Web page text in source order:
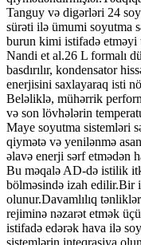
Tanguy və digərləri 24
sürəti ilə ümumi soyutma
burun kimi istifadə etməyi
Nandi et al.26 L formalı
basdırılır, kondensator
enerjisini saxlayaraq isti
Beləliklə, mühərrik
və son lövhələrin
Maye soyutma sistemləri
qiymətə və yenilənmə
əlavə enerji sərf etmədən
Bu məqalə AD-də istilik
bölməsində izah edilir.Bir
olunur.Davamlılıq
rejiminə nəzarət etmək
istifadə edərək hava ilə
sistemlərin inteqrasiya